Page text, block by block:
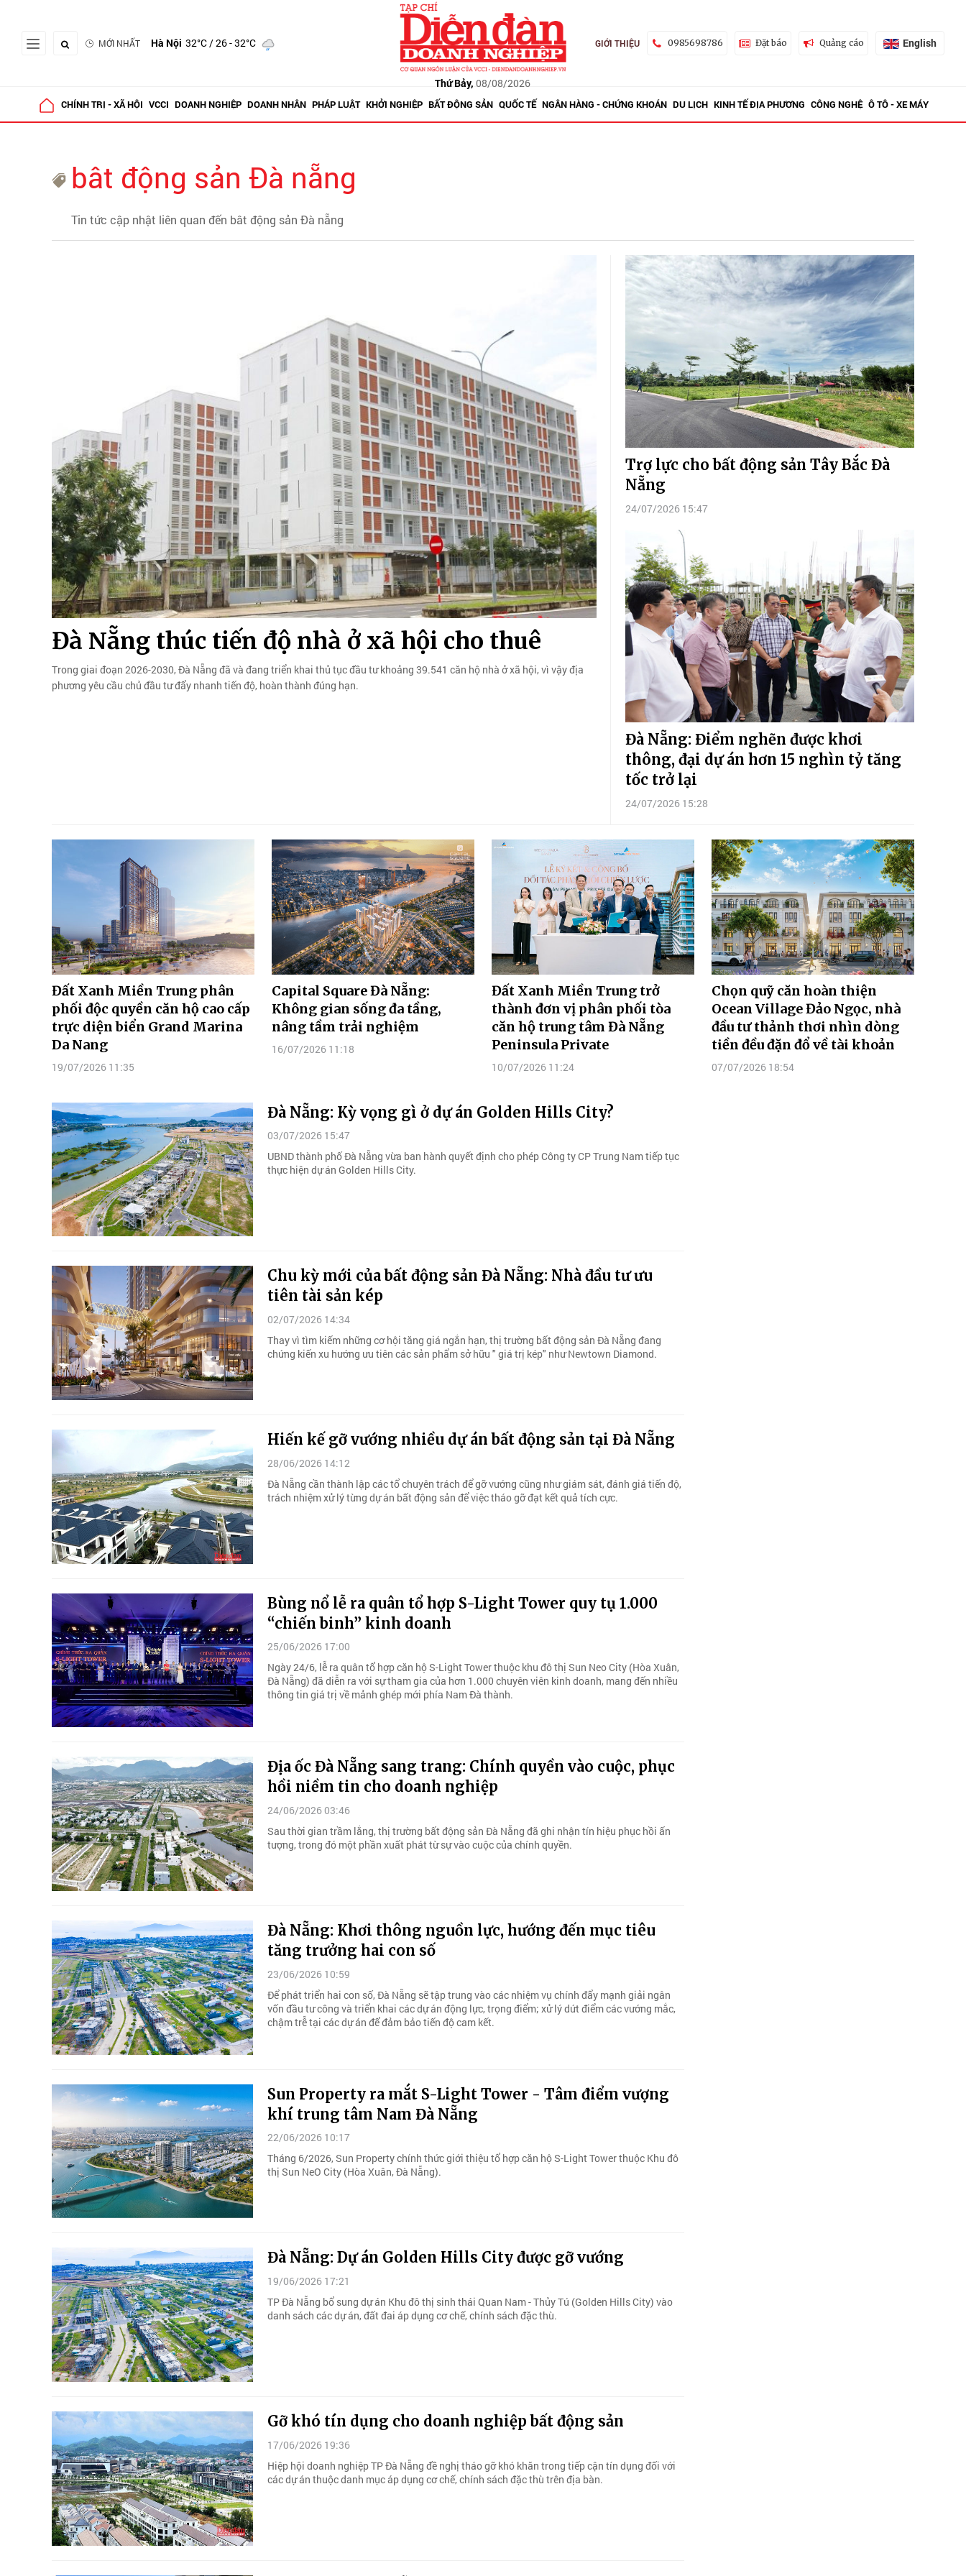
MỚI NHẤT Hà Nội 32°C/ 26 - 32°C
Thứ Bảy, 08/08/2026
GIỚI THIỆU 0985698786 Đặt báo Quảng cáo English
CHÍNH TRỊ - XÃ HỘI VCCI DOANH NGHIỆP DOANH NHÂN PHÁP LUẬT KHỞI NGHIỆP BẤT ĐỘNG SẢN QUỐC TẾ NGÂN HÀNG - CHỨNG KHOÁN DU LỊCH KINH TẾ ĐỊA PHƯƠNG CÔNG NGHỆ Ô TÔ - XE MÁY
bât động sản Đà nẵng
Tin tức cập nhật liên quan đến bât động sản Đà nẵng
Đà Nẵng thúc tiến độ nhà ở xã hội cho thuê
Trong giai đoạn 2026-2030, Đà Nẵng đã và đang triển khai thủ tục đầu tư khoảng 39.541 căn hộ nhà ở xã hội, vì vậy địa
phương yêu cầu chủ đầu tư đẩy nhanh tiến độ, hoàn thành đúng hạn.
Trợ lực cho bất động sản Tây Bắc Đà
Nẵng
24/07/2026 15:47
Đà Nẵng: Điểm nghẽn được khơi
thông, đại dự án hơn 15 nghìn tỷ tăng
tốc trở lại
24/07/2026 15:28
Đất Xanh Miền Trung phân
phối độc quyền căn hộ cao cấp
trực diện biển Grand Marina
Da Nang
19/07/2026 11:35
Capital Square Đà Nẵng:
Không gian sống đa tầng,
nâng tầm trải nghiệm
16/07/2026 11:18
Đất Xanh Miền Trung trở
thành đơn vị phân phối tòa
căn hộ trung tâm Đà Nẵng
Peninsula Private
10/07/2026 11:24
Chọn quỹ căn hoàn thiện
Ocean Village Đảo Ngọc, nhà
đầu tư thảnh thơi nhìn dòng
tiền đều đặn đổ về tài khoản
07/07/2026 18:54
Đà Nẵng: Kỳ vọng gì ở dự án Golden Hills City?
03/07/2026 15:47
UBND thành phố Đà Nẵng vừa ban hành quyết định cho phép Công ty CP Trung Nam tiếp tục
thực hiện dự án Golden Hills City.
Chu kỳ mới của bất động sản Đà Nẵng: Nhà đầu tư ưu
tiên tài sản kép
02/07/2026 14:34
Thay vì tìm kiếm những cơ hội tăng giá ngắn hạn, thị trường bất động sản Đà Nẵng đang
chứng kiến xu hướng ưu tiên các sản phẩm sở hữu " giá trị kép" như Newtown Diamond.
Hiến kế gỡ vướng nhiều dự án bất động sản tại Đà Nẵng
28/06/2026 14:12
Đà Nẵng cần thành lập các tổ chuyên trách để gỡ vướng cũng như giám sát, đánh giá tiến độ,
trách nhiệm xử lý từng dự án bất động sản để việc tháo gỡ đạt kết quả tích cực.
Bùng nổ lễ ra quân tổ hợp S-Light Tower quy tụ 1.000
“chiến binh” kinh doanh
25/06/2026 17:00
Ngày 24/6, lễ ra quân tổ hợp căn hộ S-Light Tower thuộc khu đô thị Sun Neo City (Hòa Xuân,
Đà Nẵng) đã diễn ra với sự tham gia của hơn 1.000 chuyên viên kinh doanh, mang đến nhiều
thông tin giá trị về mảnh ghép mới phía Nam Đà thành.
Địa ốc Đà Nẵng sang trang: Chính quyền vào cuộc, phục
hồi niềm tin cho doanh nghiệp
24/06/2026 03:46
Sau thời gian trầm lắng, thị trường bất động sản Đà Nẵng đã ghi nhận tín hiệu phục hồi ấn
tượng, trong đó một phần xuất phát từ sự vào cuộc của chính quyền.
Đà Nẵng: Khơi thông nguồn lực, hướng đến mục tiêu
tăng trưởng hai con số
23/06/2026 10:59
Để phát triển hai con số, Đà Nẵng sẽ tập trung vào các nhiệm vụ chính đẩy mạnh giải ngân
vốn đầu tư công và triển khai các dự án động lực, trọng điểm; xử lý dứt điểm các vướng mắc,
chậm trễ tại các dự án để đảm bảo tiến độ cam kết.
Sun Property ra mắt S-Light Tower - Tâm điểm vượng
khí trung tâm Nam Đà Nẵng
22/06/2026 10:17
Tháng 6/2026, Sun Property chính thức giới thiệu tổ hợp căn hộ S-Light Tower thuộc Khu đô
thị Sun NeO City (Hòa Xuân, Đà Nẵng).
Đà Nẵng: Dự án Golden Hills City được gỡ vướng
19/06/2026 17:21
TP Đà Nẵng bổ sung dự án Khu đô thị sinh thái Quan Nam - Thủy Tú (Golden Hills City) vào
danh sách các dự án, đất đai áp dụng cơ chế, chính sách đặc thù.
Gỡ khó tín dụng cho doanh nghiệp bất động sản
17/06/2026 19:36
Hiệp hội doanh nghiệp TP Đà Nẵng đề nghị tháo gỡ khó khăn trong tiếp cận tín dụng đối với
các dự án thuộc danh mục áp dụng cơ chế, chính sách đặc thù trên địa bàn.